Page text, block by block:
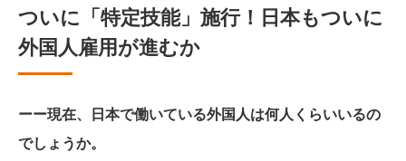
ついに「特定技能」施行！日本もついに
外国人雇用が進むか
ーー現在、日本で働いている外国人は何人くらいいるの
でしょうか。